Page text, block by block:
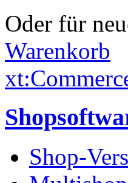
Oder für
Warenkorb
Shop-